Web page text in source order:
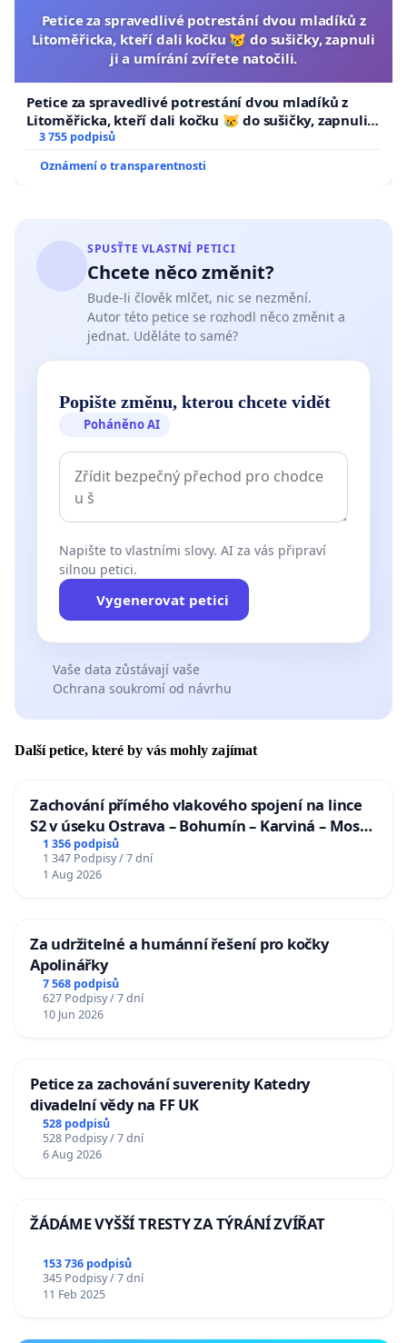
Petice za spravedlivé potrestání dvou mladíků z
Litoměřicka, kteří dali kočku 😿 do sušičky, zapnuli
ji a umírání zvířete natočili.
Petice za spravedlivé potrestání dvou mladíků z
Litoměřicka, kteří dali kočku 😿 do sušičky, zapnuli ji
a umírání zvířete natočili.
3 755 podpisů
Oznámení o transparentnosti
SPUSŤTE VLASTNÍ PETICI
Chcete něco změnit?
Bude-li člověk mlčet, nic se nezmění.
Autor této petice se rozhodl něco změnit a
jednat. Uděláte to samé?
Popište změnu, kterou chcete vidět
Poháněno AI
Napište to vlastními slovy. AI za vás připraví
silnou petici.
Vygenerovat petici
Vaše data zůstávají vaše
Ochrana soukromí od návrhu
Další petice, které by vás mohly zajímat
Zachování přímého vlakového spojení na lince
S2 v úseku Ostrava – Bohumín – Karviná – Mosty
u Jablunkova
1 356 podpisů
1 347 Podpisy / 7 dní
1 Aug 2026
Za udržitelné a humánní řešení pro kočky
Apolinářky
7 568 podpisů
627 Podpisy / 7 dní
10 Jun 2026
Petice za zachování suverenity Katedry
divadelní vědy na FF UK
528 podpisů
528 Podpisy / 7 dní
6 Aug 2026
ŽÁDÁME VYŠŠÍ TRESTY ZA TÝRÁNÍ ZVÍŘAT
153 736 podpisů
345 Podpisy / 7 dní
11 Feb 2025